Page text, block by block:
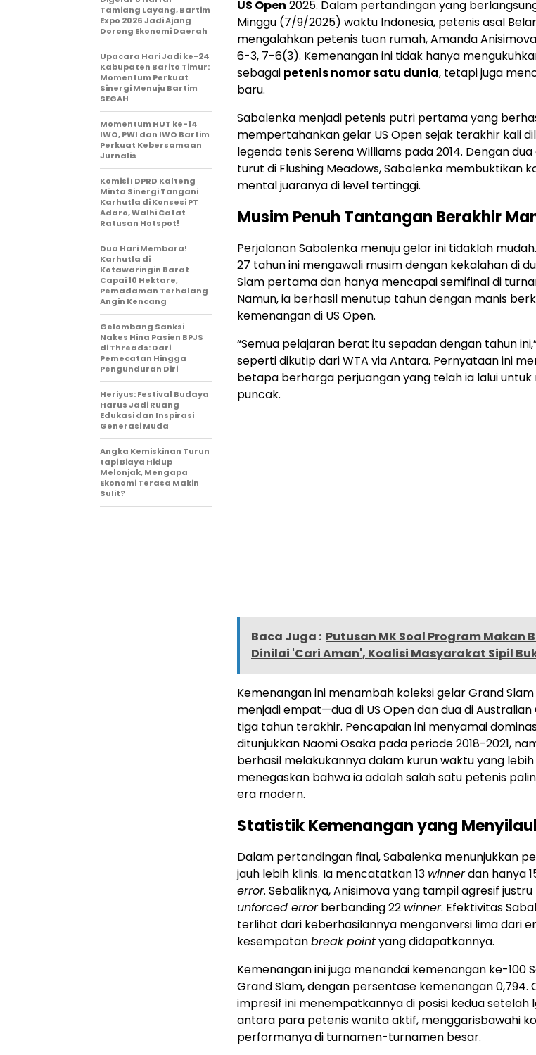
US Open 2025. Dalam pertandingan yang
Minggu (7/9/2025) waktu Indonesia, petenis asal
mengalahkan petenis tuan rumah, Amanda
6-3, 7-6(3). Kemenangan ini tidak hanya
sebagai petenis nomor satu dunia, tetapi juga
baru.
Sabalenka menjadi petenis putri pertama yang
mempertahankan gelar US Open sejak terakhir kali
legenda tenis Serena Williams pada 2014. Dengan
turut di Flushing Meadows, Sabalenka membuktikan
mental juaranya di level tertinggi.
Musim Penuh Tantangan Berakhir
Perjalanan Sabalenka menuju gelar ini tidaklah
27 tahun ini mengawali musim dengan kekalahan di
Slam pertama dan hanya mencapai semifinal di
Namun, ia berhasil menutup tahun dengan manis
kemenangan di US Open.
“Semua pelajaran berat itu sepadan dengan tahun
seperti dikutip dari WTA via Antara. Pernyataan ini
betapa berharga perjuangan yang telah ia lalui
puncak.
Baca Juga : Putusan MK Soal Program Makan
Dinilai 'Cari Aman', Koalisi Masyarakat Sipil
Kemenangan ini menambah koleksi gelar Grand
menjadi empat—dua di US Open dan dua di
tiga tahun terakhir. Pencapaian ini menyamai
ditunjukkan Naomi Osaka pada periode 2018-2021,
berhasil melakukannya dalam kurun waktu yang lebih
menegaskan bahwa ia adalah salah satu petenis
era modern.
Statistik Kemenangan yang
Dalam pertandingan final, Sabalenka menunjukkan
jauh lebih klinis. Ia mencatatkan 13 winnerdan hanya
error. Sebaliknya, Anisimova yang tampil agresif
unforced errorberbanding 22 winner. Efektivitas
terlihat dari keberhasilannya mengonversi lima dari
kesempatanbreak pointyang didapatkannya.
Kemenangan ini juga menandai kemenangan ke-100
Grand Slam, dengan persentase kemenangan 0,794.
impresif ini menempatkannya di posisi kedua setelah
antara para petenis wanita aktif, menggarisbawahi
performanya di turnamen-turnamen besar.
Tamiang Layang, Bartim
Expo 2026 Jadi Ajang
Dorong Ekonomi Daerah
Upacara Hari Jadi ke-24
Kabupaten Barito Timur:
Momentum Perkuat
Sinergi Menuju Bartim
SEGAH
Momentum HUT ke-14
IWO, PWI dan IWO Bartim
Perkuat Kebersamaan
Jurnalis
Komisi I DPRD Kalteng
Minta Sinergi Tangani
Karhutla di Konsesi PT
Adaro, Walhi Catat
Ratusan Hotspot!
Dua Hari Membara!
Karhutla di
Kotawaringin Barat
Capai 10 Hektare,
Pemadaman Terhalang
Angin Kencang
Gelombang Sanksi
Nakes Hina Pasien BPJS
di Threads: Dari
Pemecatan Hingga
Pengunduran Diri
Heriyus: Festival Budaya
Harus Jadi Ruang
Edukasi dan Inspirasi
Generasi Muda
Angka Kemiskinan Turun
tapi Biaya Hidup
Melonjak, Mengapa
Ekonomi Terasa Makin
Sulit?